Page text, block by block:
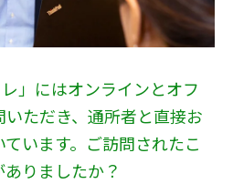
レ」にはオンラインとオフ
ただき、通所者と直接お
います。ご訪問されたこ
りましたか？